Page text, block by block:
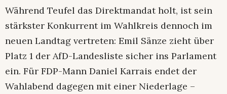
Während Teufel das Direktmandat holt, ist sein
stärkster Konkurrent im Wahlkreis dennoch im
neuen Landtag vertreten: Emil Sänze zieht über
Platz 1 der AfD-Landesliste sicher ins Parlament
ein. Für FDP-Mann Daniel Karrais endet der
Wahlabend dagegen mit einer Niederlage –